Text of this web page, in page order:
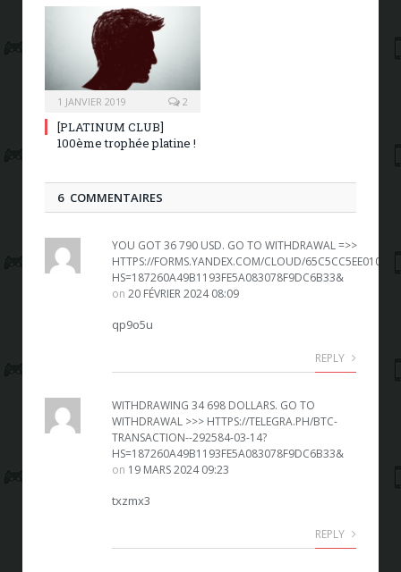
1 JANVIER 2019 2
[PLATINUM CLUB]
100ème trophée platine !
6 COMMENTAIRES
YOU GOT 36 790 USD. GО TО WITHDRАWАL =>>
HTTPS://FORMS.YANDEX.COM/CLOUD/
HS=187260A49B1193FE5A083078F9DC6B33&
on 20 FÉVRIER 2024 08:09
qp9o5u
REPLY
WITHDRAWING 34 698 DOLLARS. GО TО
WITHDRАWАL >>> HTTPS://TELEGRA.PH/BTC-
TRANSACTION--292584-03-14?
HS=187260A49B1193FE5A083078F9DC6B33&
on 19 MARS 2024 09:23
txzmx3
REPLY